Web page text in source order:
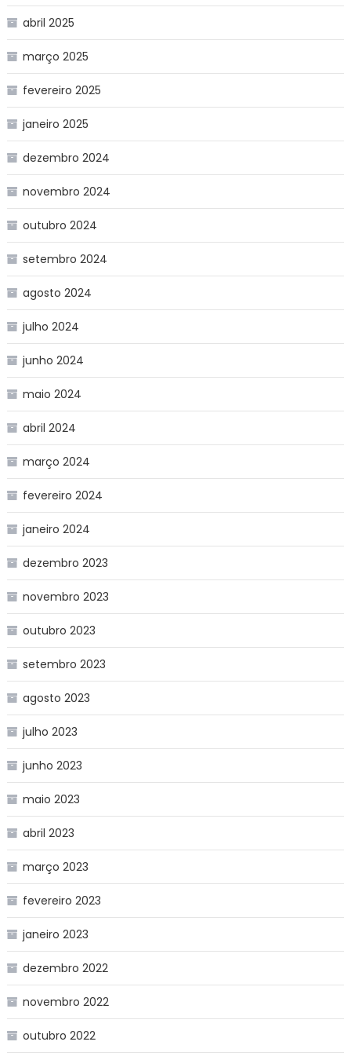
abril 2025
março 2025
fevereiro 2025
janeiro 2025
dezembro 2024
novembro 2024
outubro 2024
setembro 2024
agosto 2024
julho 2024
junho 2024
maio 2024
abril 2024
março 2024
fevereiro 2024
janeiro 2024
dezembro 2023
novembro 2023
outubro 2023
setembro 2023
agosto 2023
julho 2023
junho 2023
maio 2023
abril 2023
março 2023
fevereiro 2023
janeiro 2023
dezembro 2022
novembro 2022
outubro 2022